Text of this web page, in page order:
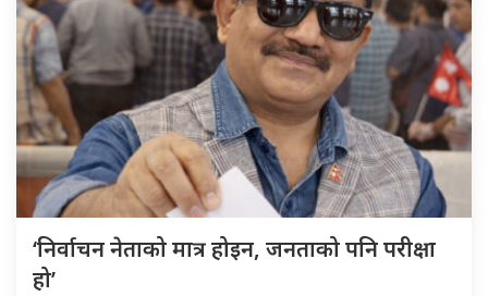
‘निर्वाचन नेताको मात्र होइन, जनताको पनि परीक्षा
हो’